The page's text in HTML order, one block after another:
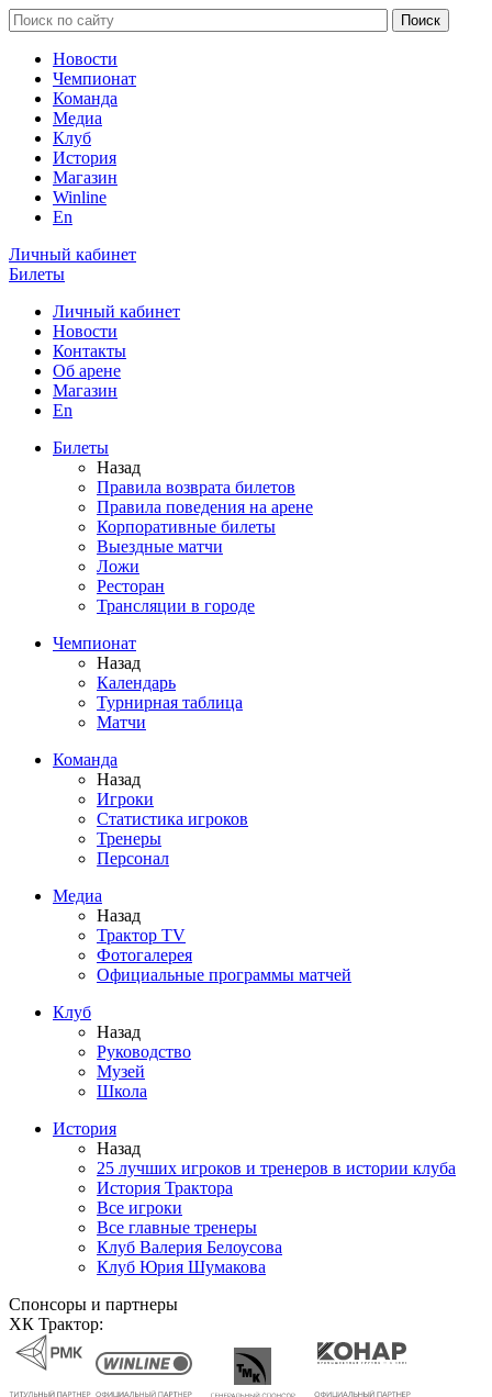
Новости
Чемпионат
Команда
Медиа
Клуб
История
Магазин
Winline
En
Личный кабинет
Билеты
Личный кабинет
Новости
Контакты
Об арене
Магазин
En
Билеты
Назад
Правила возврата билетов
Правила поведения на арене
Корпоративные билеты
Выездные матчи
Ложи
Ресторан
Трансляции в городе
Чемпионат
Назад
Календарь
Турнирная таблица
Матчи
Команда
Назад
Игроки
Статистика игроков
Тренеры
Персонал
Медиа
Назад
Трактор TV
Фотогалерея
Официальные программы матчей
Клуб
Назад
Руководство
Музей
Школа
История
Назад
25 лучших игроков и тренеров в истории клуба
История Трактора
Все игроки
Все главные тренеры
Клуб Валерия Белоусова
Клуб Юрия Шумакова
Спонсоры и партнеры
ХК Трактор: